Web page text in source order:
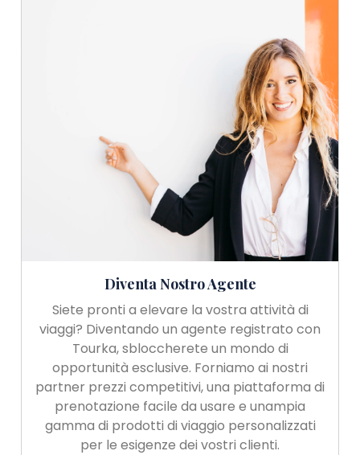
Diventa Nostro Agente
Siete pronti a elevare la vostra attività di
viaggi? Diventando un agente registrato con
Tourka, sbloccherete un mondo di
opportunità esclusive. Forniamo ai nostri
partner prezzi competitivi, una piattaforma di
prenotazione facile da usare e unampia
gamma di prodotti di viaggio personalizzati
per le esigenze dei vostri clienti.